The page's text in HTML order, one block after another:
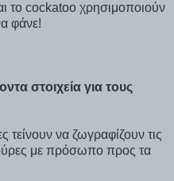
το cockatoo χρησιμοποιούν
φάνε!
στοιχεία για τους
τείνουν να ζωγραφίζουν τις
με πρόσωπο προς τα